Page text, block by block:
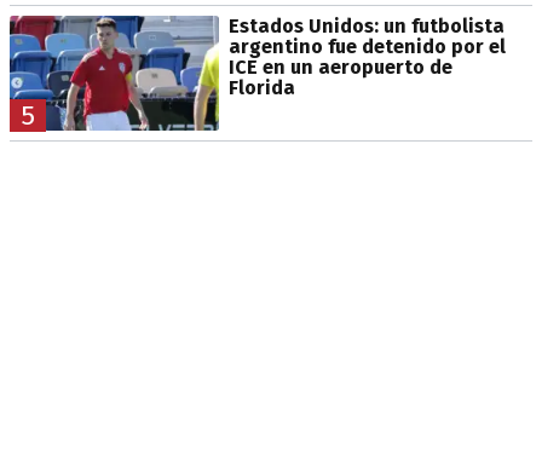
5
Estados Unidos: un futbolista
argentino fue detenido por el
ICE en un aeropuerto de
Florida